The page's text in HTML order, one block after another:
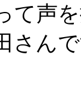
て声
さん